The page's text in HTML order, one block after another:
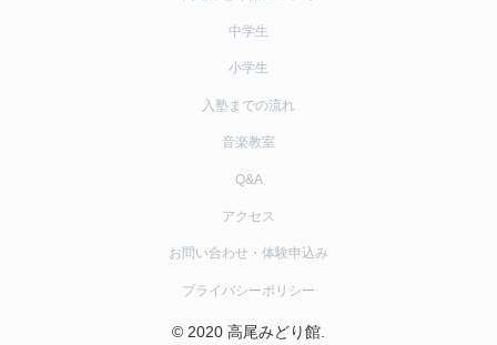
中学生
小学生
入塾までの流れ
音楽教室
Q&A
アクセス
お問い合わせ・体験申込み
プライバシーポリシー
© 2020 高尾みどり館.